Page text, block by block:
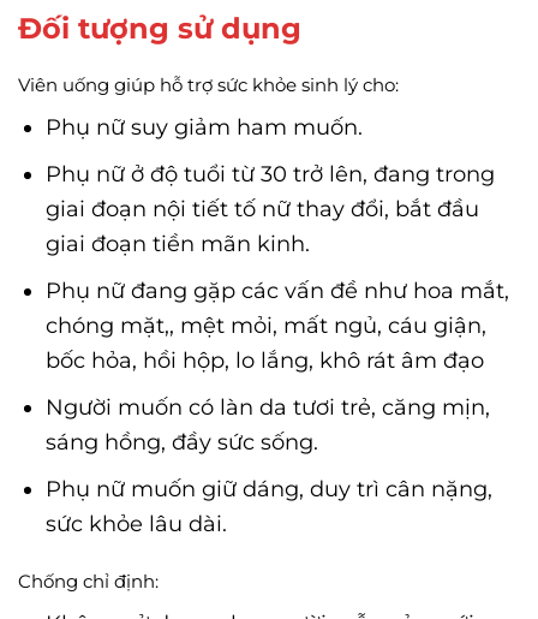
Đối tượng sử dụng
Viên uống giúp hỗ trợ sức khỏe sinh lý cho:
Phụ nữ suy giảm ham muốn.
Phụ nữ ở độ tuổi từ 30 trở lên, đang trong
giai đoạn nội tiết tố nữ thay đổi, bắt đầu
giai đoạn tiền mãn kinh.
Phụ nữ đang gặp các vấn đề như hoa mắt,
chóng mặt,, mệt mỏi, mất ngủ, cáu giận,
bốc hỏa, hồi hộp, lo lắng, khô rát âm đạo
Người muốn có làn da tươi trẻ, căng mịn,
sáng hồng, đầy sức sống.
Phụ nữ muốn giữ dáng, duy trì cân nặng,
sức khỏe lâu dài.
Chống chỉ định: